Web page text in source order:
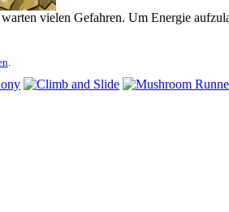
vielen Gefahren. Um Energie